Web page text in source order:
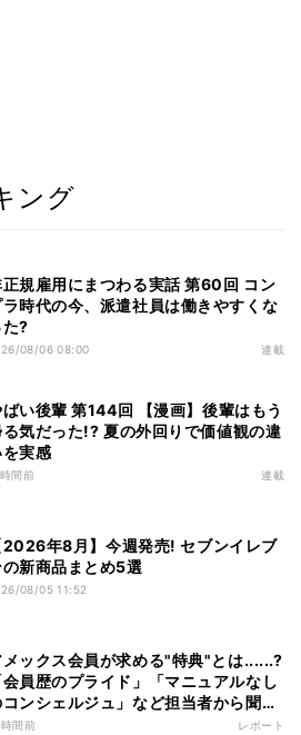
ング
規雇用にまつわる実話 第60回 コン
ラ時代の今、派遣社員は働きやすくな
た?
08/06 08:00 連載
い後輩 第144回 【漫画】後輩はもう
る気だった!? 夏の外回りで価値観の違
を実感
間前 連載
2026年8月】今週発売! セブンイレブ
の新商品まとめ5選
08/05 11:52
メックス会員が求める"特典"とは......?
会員歴のプライド」「マニュアルなし
ンシェルジュ」など担当者から聞い
裏話"も
間前 レポート